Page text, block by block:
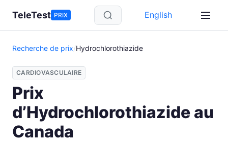
Aller au contenu principal
TeleTest PRIX English
Recherche de prix/Hydrochlorothiazide
CARDIOVASCULAIRE
Prix
d’Hydrochlorothiazide au
Canada